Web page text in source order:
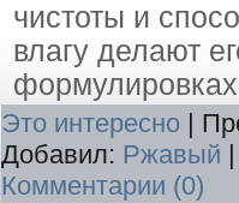
чистоты и
влагу делают
Это интересно|
Добавил: Ржавый
Комментарии (0)